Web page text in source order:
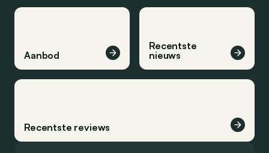
Aanbod
Recentste
nieuws
Recentste reviews